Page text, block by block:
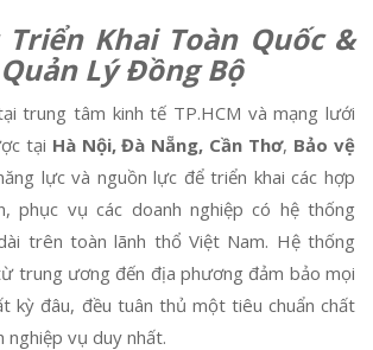
Khai Toàn Quốc &
Lý Đồng Bộ
trung tâm kinh tế TP.HCM và mạng lưới
tại Hà Nội, Đà Nẵng, Cần Thơ, Bảo vệ
lực và nguồn lực để triển khai các hợp
phục vụ các doanh nghiệp có hệ thống
trên toàn lãnh thổ Việt Nam. Hệ thống
trung ương đến địa phương đảm bảo mọi
kỳ đâu, đều tuân thủ một tiêu chuẩn chất
vụ duy nhất.